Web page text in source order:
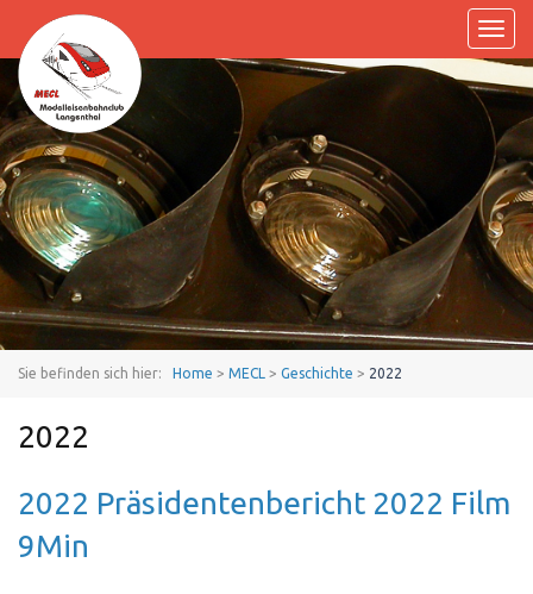
Sie befinden sich hier: Home > MECL > Geschichte > 2022
2022
2022 Präsidentenbericht 2022 Film
9Min